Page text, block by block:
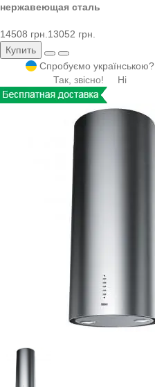
нержавеющая сталь
14508 грн. 13052 грн.
Купить
Спробуємо українською?
Так, звісно!
Ні